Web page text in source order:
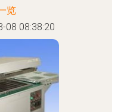
览
08 08:38:20